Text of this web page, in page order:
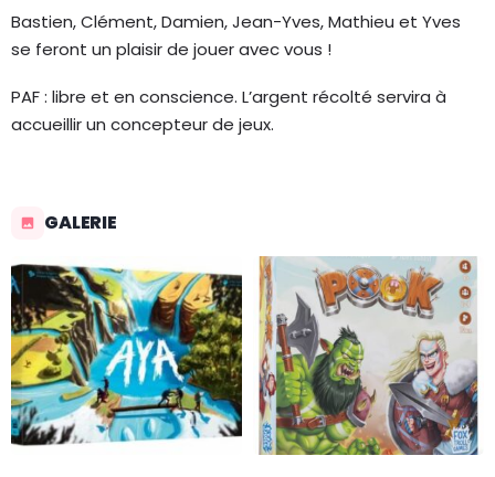
Bastien, Clément, Damien, Jean-Yves, Mathieu et Yves
se feront un plaisir de jouer avec vous !
PAF : libre et en conscience. L’argent récolté servira à
accueillir un concepteur de jeux.
GALERIE